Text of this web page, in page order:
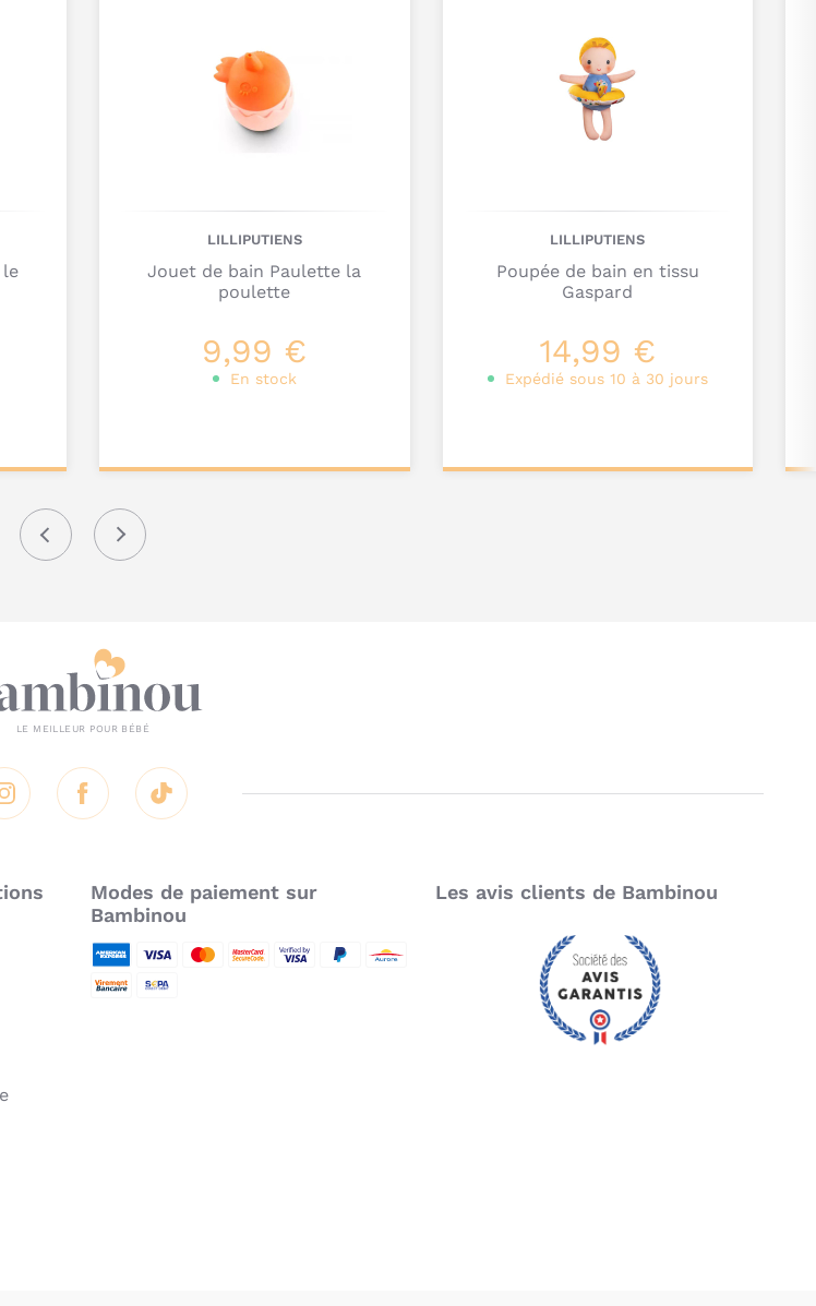
Je poste mon commentaire
LILLIPUTIENS
Jouet de bain Paulette la
poulette
9,99 €
En stock
LILLIPUTIENS
Poupée de bain en tissu
Gaspard
14,99 €
Expédié sous 10 à 30 jours
PrécédentSuivant
Instagram Facebook Tik Tok
Modes de paiement sur
Bambinou
American Express
Visa
Les avis clients de Bambinou